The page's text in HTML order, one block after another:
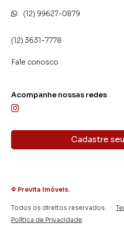
(12) 99627-0879
(12) 3631-7778
Fale conosco
Cadastre
Acompanhe nossas redes
© Previta Imóveis.
Todos os direitos reservados. ·
Política de Privacidade